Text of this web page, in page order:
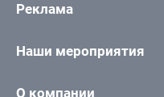
Реклама
Наши мероприятия
О компании